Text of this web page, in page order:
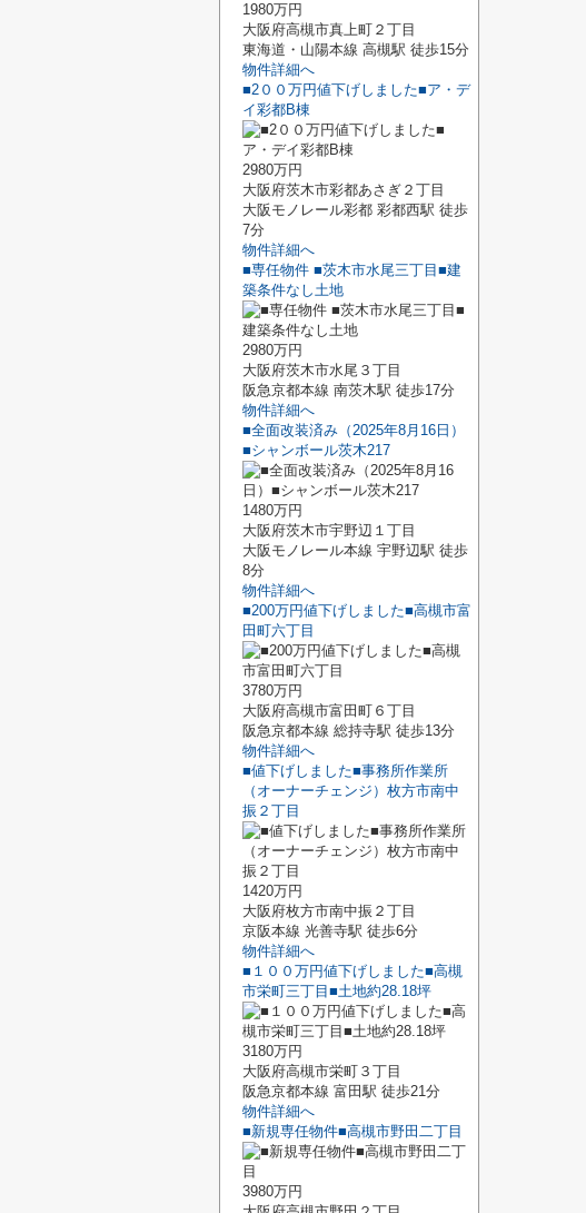
1980万円
大阪府高槻市真上町２丁目
東海道・山陽本線 高槻駅 徒歩15分
物件詳細へ
■2００万円値下げしました■ア・デ
イ彩都B棟
2980万円
大阪府茨木市彩都あさぎ２丁目
大阪モノレール彩都 彩都西駅 徒歩
7分
物件詳細へ
■専任物件 ■茨木市水尾三丁目■建
築条件なし土地
2980万円
大阪府茨木市水尾３丁目
阪急京都本線 南茨木駅 徒歩17分
物件詳細へ
■全面改装済み（2025年8月16日）
■シャンボール茨木217
1480万円
大阪府茨木市宇野辺１丁目
大阪モノレール本線 宇野辺駅 徒歩
8分
物件詳細へ
■200万円値下げしました■高槻市富
田町六丁目
3780万円
大阪府高槻市富田町６丁目
阪急京都本線 総持寺駅 徒歩13分
物件詳細へ
■値下げしました■事務所作業所
（オーナーチェンジ）枚方市南中
振２丁目
1420万円
大阪府枚方市南中振２丁目
京阪本線 光善寺駅 徒歩6分
物件詳細へ
■１００万円値下げしました■高槻
市栄町三丁目■土地約28.18坪
3180万円
大阪府高槻市栄町３丁目
阪急京都本線 富田駅 徒歩21分
物件詳細へ
■新規専任物件■高槻市野田二丁目
3980万円